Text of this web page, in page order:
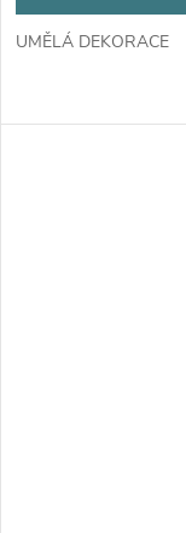
UMĚLÁ DEKORACE